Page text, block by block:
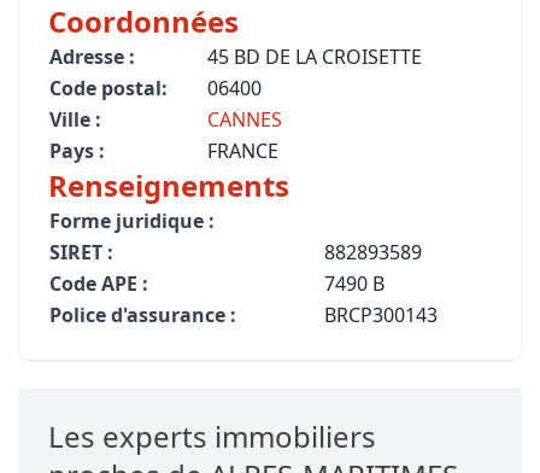
Coordonnées
Adresse :
45 BD DE LA CROISETTE
Code postal:
06400
Ville :
CANNES
Pays :
FRANCE
Renseignements
Forme juridique :
SIRET :
882893589
Code APE :
7490 B
Police d'assurance :
BRCP300143
Les experts immobiliers